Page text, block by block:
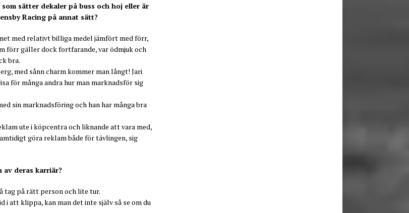
sätter dekaler på buss och hoj eller är
Racing på annat sätt?
med relativt billiga medel jämfört med förr,
förr gäller dock fortfarande, var ödmjuk och
bra.
med sånn charm kommer man långt! Jari
för många andra hur man marknadsför sig
sin marknadsföring och han har många bra
ute i köpcentra och liknande att vara med,
göra reklam både för tävlingen, sig
av deras karriär?
tag på rätt person och lite tur.
i att klippa, kan man det inte själv så se om du